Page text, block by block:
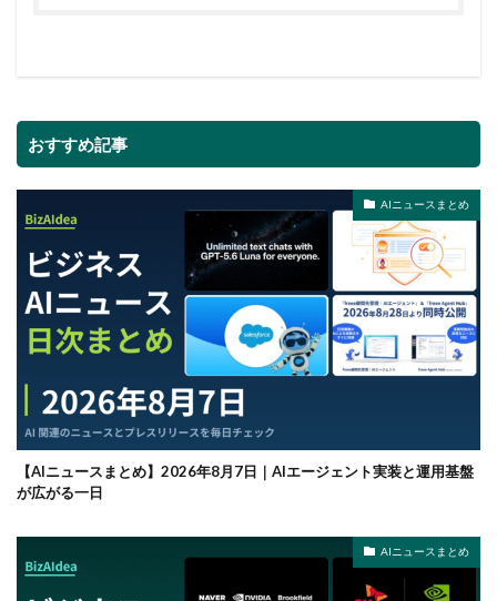
おすすめ記事
AIニュースまとめ
【AIニュースまとめ】2026年8月7日｜AIエージェント実装と運用基盤
が広がる一日
AIニュースまとめ